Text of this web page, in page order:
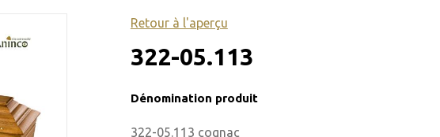
Retour à l'aperçu
322-05.113
Dénomination produit
322-05.113 cognac